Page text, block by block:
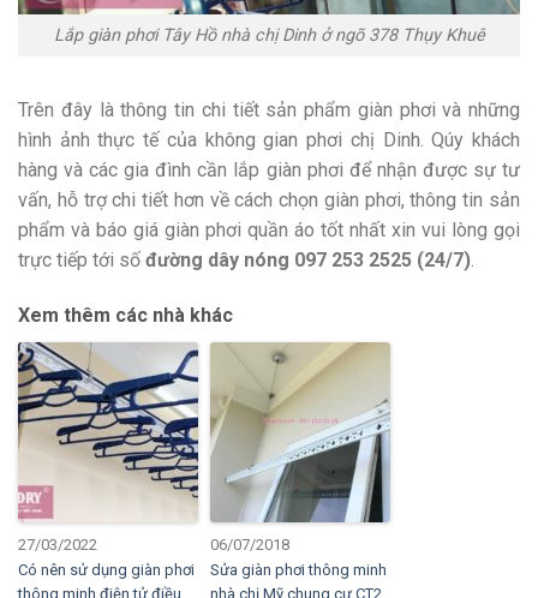
Lắp giàn phơi Tây Hồ nhà chị Dinh ở ngõ 378 Thụy Khuê
Trên đây là thông tin chi tiết sản phẩm giàn phơi và những
hình ảnh thực tế của không gian phơi chị Dinh. Qúy khách
hàng và các gia đình cần lắp giàn phơi để nhận được sự tư
vấn, hỗ trợ chi tiết hơn về cách chọn giàn phơi, thông tin sản
phẩm và báo giá giàn phơi quần áo tốt nhất xin vui lòng gọi
trực tiếp tới số đường dây nóng 097 253 2525 (24/7).
Xem thêm các nhà khác
27/03/2022
Có nên sử dụng giàn phơi
thông minh điện tử điều
06/07/2018
Sửa giàn phơi thông minh
nhà chị Mỹ chung cư CT2,